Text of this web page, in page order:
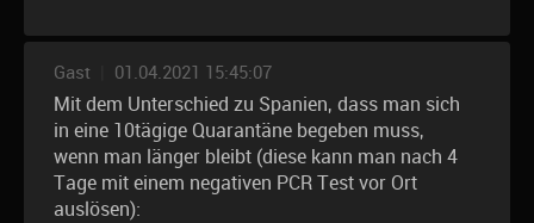
Gast 01.04.2021 15:45:07
Mit dem Unterschied zu Spanien, dass man sich
in eine 10tägige Quarantäne begeben muss,
wenn man länger bleibt (diese kann man nach 4
Tage mit einem negativen PCR Test vor Ort
auslösen):